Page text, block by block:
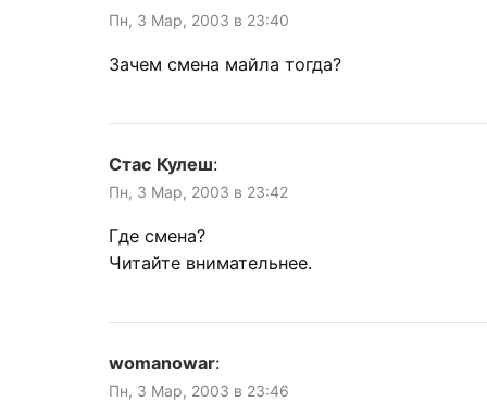
Пн, 3 Мар, 2003 в 23:40
Зачем смена майла тогда?
Стас Кулеш:
Пн, 3 Мар, 2003 в 23:42
Где смена?
Читайте внимательнее.
womanowar:
Пн, 3 Мар, 2003 в 23:46